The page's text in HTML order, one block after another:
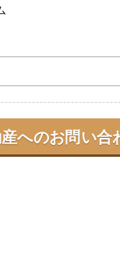
へのお問い合